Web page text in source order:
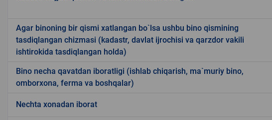
Agar binoning bir qismi xatlangan bo`lsa ushbu bino qismining
tasdiqlangan chizmasi (kadastr, davlat ijrochisi va qarzdor vakili
ishtirokida tasdiqlangan holda)
Bino necha qavatdan iboratligi (ishlab chiqarish, ma`muriy bino,
omborxona, ferma va boshqalar)
Nechta xonadan iborat